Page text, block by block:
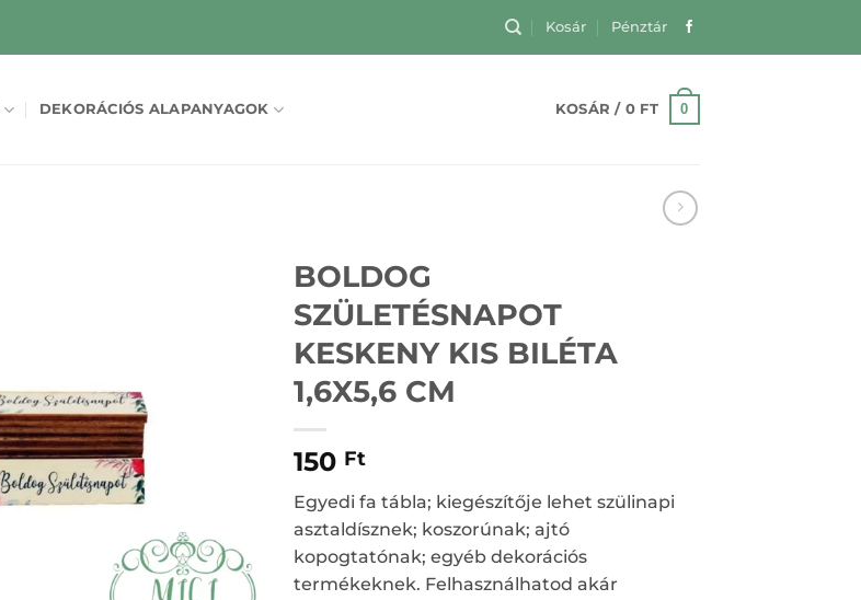
Kosár Pénztár
DEKORÁCIÓS ALAPANYAGOK KOSÁR / 0 FT 0
BOLDOG
SZÜLETÉSNAPOT
KESKENY KIS BILÉTA
1,6X5,6 CM
150 Ft
Egyedi fa tábla; kiegészítője lehet szülinapi
asztaldísznek; koszorúnak; ajtó
kopogtatónak; egyéb dekorációs
termékeknek. Felhasználhatod akár